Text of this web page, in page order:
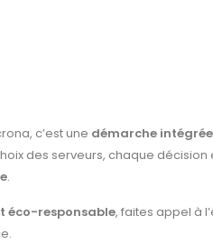
c’est une démarche intégrée
des serveurs, chaque
.
éco-responsable, faites appel à